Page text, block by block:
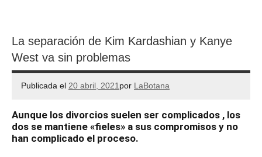
La separación de Kim Kardashian y Kanye
West va sin problemas
Publicada el 20 abril, 2021por LaBotana
Aunque los divorcios suelen ser complicados , los
dos se mantiene «fieles» a sus compromisos y no
han complicado el proceso.